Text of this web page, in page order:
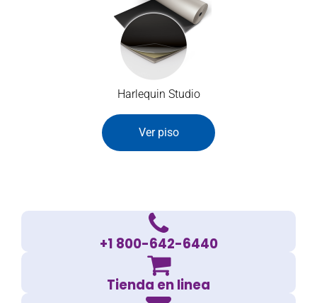
Harlequin Studio
Ver piso
+1 800-642-6440
Tienda en linea